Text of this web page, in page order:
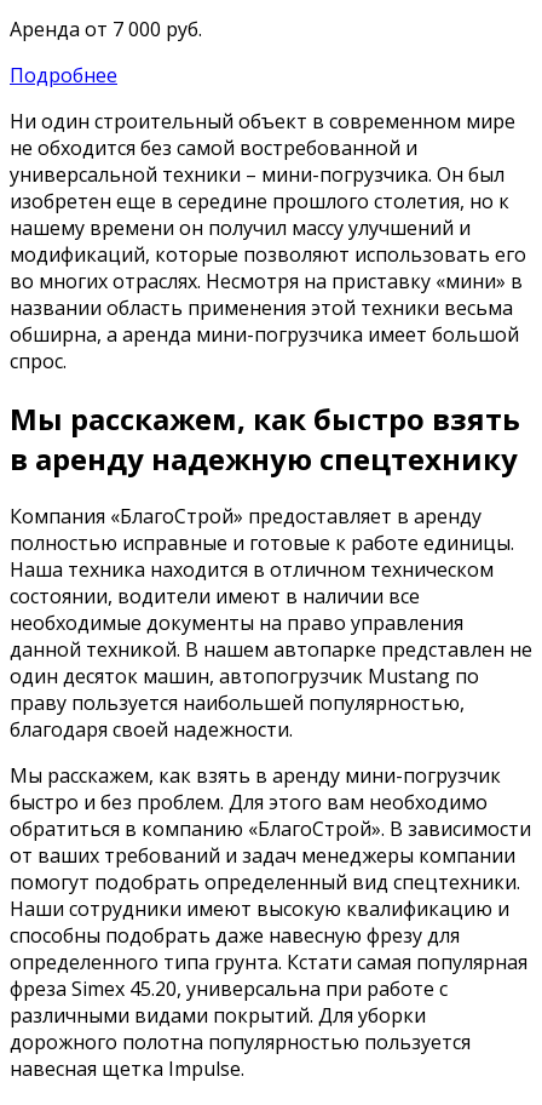
Аренда от 7 000 руб.
Подробнее
Ни один строительный объект в современном мире
не обходится без самой востребованной и
универсальной техники – мини-погрузчика. Он был
изобретен еще в середине прошлого столетия, но к
нашему времени он получил массу улучшений и
модификаций, которые позволяют использовать его
во многих отраслях. Несмотря на приставку «мини» в
названии область применения этой техники весьма
обширна, а аренда мини-погрузчика имеет большой
спрос.
Мы расскажем, как быстро взять
в аренду надежную спецтехнику
Компания «БлагоСтрой» предоставляет в аренду
полностью исправные и готовые к работе единицы.
Наша техника находится в отличном техническом
состоянии, водители имеют в наличии все
необходимые документы на право управления
данной техникой. В нашем автопарке представлен не
один десяток машин, автопогрузчик Mustang по
праву пользуется наибольшей популярностью,
благодаря своей надежности.
Мы расскажем, как взять в аренду мини-погрузчик
быстро и без проблем. Для этого вам необходимо
обратиться в компанию «БлагоСтрой». В зависимости
от ваших требований и задач менеджеры компании
помогут подобрать определенный вид спецтехники.
Наши сотрудники имеют высокую квалификацию и
способны подобрать даже навесную фрезу для
определенного типа грунта. Кстати самая популярная
фреза Simex 45.20, универсальна при работе с
различными видами покрытий. Для уборки
дорожного полотна популярностью пользуется
навесная щетка Impulse.